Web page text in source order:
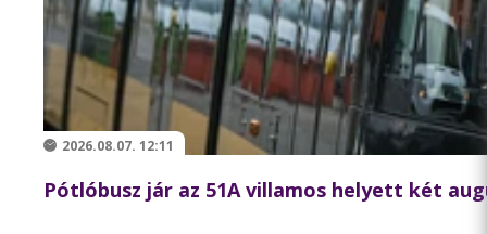
2026.08.07. 12:11
Pótlóbusz jár az 51A villamos helyett két